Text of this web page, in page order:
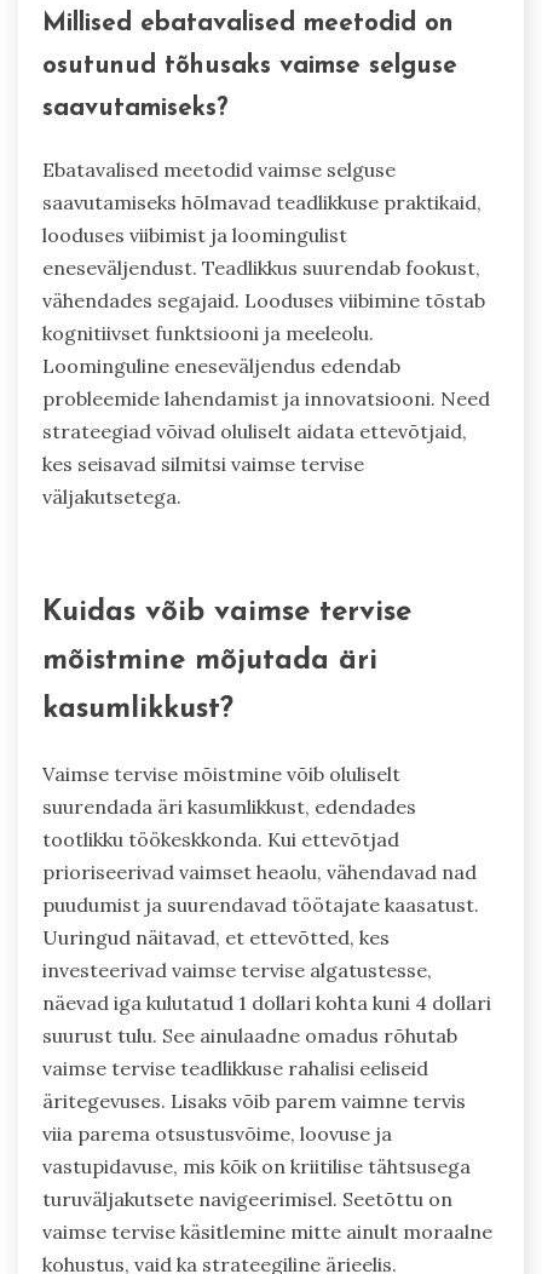
positiivse töökeskkonna, julgustades meeskonna
koostööd ja innovatsiooni. Regulaarne
meditatsioon suurendab emotsionaalset
intelligentsust, võimaldades juhtidel paremini
muutuvate ärioludega.
Millised ebatavalised meetodid on
osutunud tõhusaks vaimse selguse
saavutamiseks?
Ebatavalised meetodid vaimse selguse
saavutamiseks hõlmavad teadlikkuse praktikaid,
looduses viibimist ja loomingulist
eneseväljendust. Teadlikkus suurendab fookust,
probleemide lahendamist ja innovatsiooni. Need
strateegiad võivad oluliselt aidata ettevõtjaid,
kes seisavad silmitsi vaimse tervise
väljakutsetega.
Kuidas võib vaimse tervise
mõistmine mõjutada äri
kasumlikkust?
Vaimse tervise mõistmine võib oluliselt
suurendada äri kasumlikkust, edendades
tootlikku töökeskkonda. Kui ettevõtjad
prioriseerivad vaimset heaolu, vähendavad nad
puudumist ja suurendavad töötajate kaasatust.
Uuringud näitavad, et ettevõtted, kes
investeerivad vaimse tervise algatustesse,
näevad iga kulutatud 1 dollari kohta kuni 4 dollari
suurust tulu. See ainulaadne omadus rõhutab